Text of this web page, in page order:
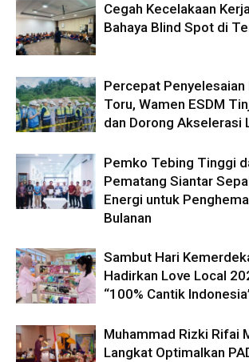
Cegah Kecelakaan
Bahaya Blind Spot di
Percepat Penyelesaian
Toru, Wamen ESDM
dan Dorong Akselerasi
Pemko Tebing Tinggi
Pematang Siantar
Energi untuk
Bulanan
Sambut Hari
Hadirkan Love Local
“100% Cantik
Muhammad Rizki Rifai
Langkat Optimalkan